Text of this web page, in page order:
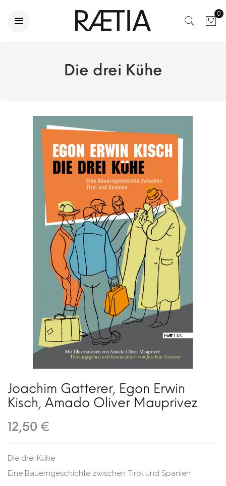
0
Die drei Kühe
Joachim Gatterer, Egon Erwin
Kisch, Amado Oliver Mauprivez
12,50 €
Die drei Kühe
Eine Bauerngeschichte zwischen Tirol und Spanien